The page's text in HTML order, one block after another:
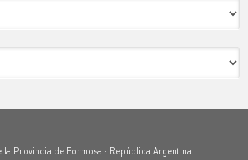
la Provincia de Formosa · República Argentina